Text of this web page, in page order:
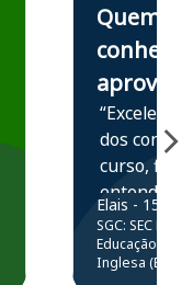
Quem
conhece,
aprova
“Excelente
dos
curso,
entender e
prática
resolução
questões.”
Elais - 15/07/
SGC: SEC BA
Educação
Inglesa (Edital